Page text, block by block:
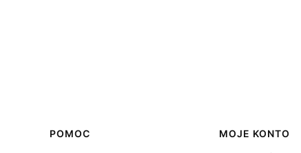
Linki w stopce
POMOC
MOJE KONTO